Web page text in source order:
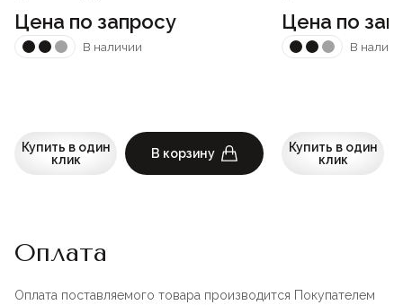
Цена по запросу
В наличии
Купить в один
клик
В корзину
Цена по
В
Купить в один
клик
Оплата
Оплата поставляемого товара производится Покупателем